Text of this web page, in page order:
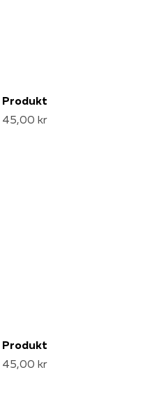
Produkt
45,00 kr
Produkt
45,00 kr